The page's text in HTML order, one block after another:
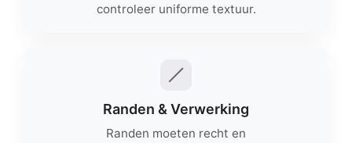
controleer uniforme textuur.
Randen & Verwerking
Randen moeten recht en